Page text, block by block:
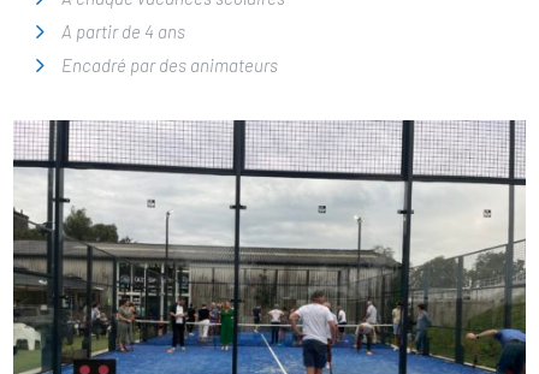
A partir de 4 ans
Encadré par des animateurs